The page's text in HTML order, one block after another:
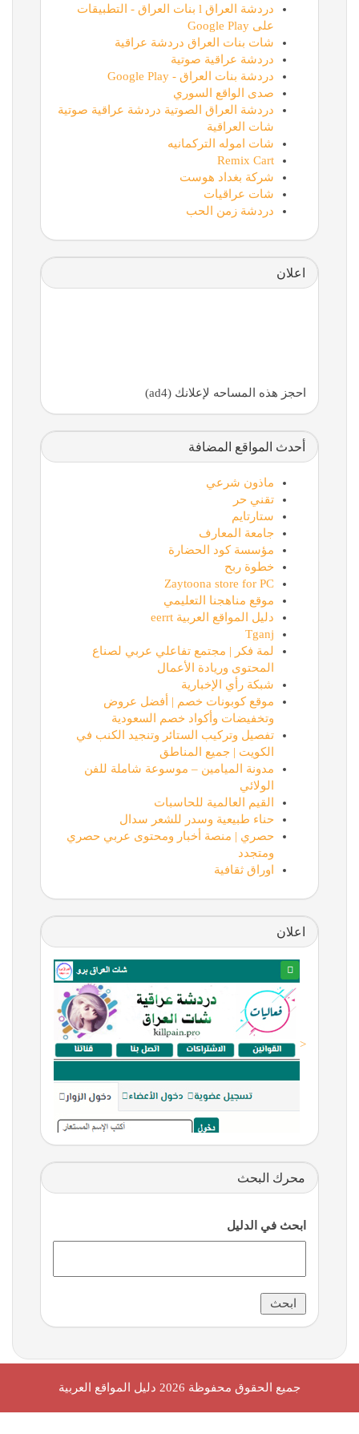
دردشة العراق l بنات العراق - التطبيقات
على Google Play
شات بنات العراق دردشة عراقية
دردشة عراقية صوتية
دردشة بنات العراق - Google Play
صدى الواقع السوري
دردشة العراق الصوتية دردشة عراقية صوتية
شات العراقية
شات اموله التركمانيه
Remix Cart
شركة بغداد هوست
شات عراقيات
دردشة زمن الحب
اعلان
احجز هذه المساحه لإعلانك (ad4)
أحدث المواقع المضافة
ماذون شرعي
تقني حر
ستارتايم
جامعة المعارف
مؤسسة كود الحضارة
خطوة ربح
Zaytoona store for PC
موقع مناهجنا التعليمي
دليل المواقع العربية eerrt
Tganj
لمة فكر | مجتمع تفاعلي عربي لصناع
المحتوى وريادة الأعمال
شبكة رأي الإخبارية
موقع كوبونات خصم | أفضل عروض
وتخفيضات وأكواد خصم السعودية
تفصيل وتركيب الستائر وتنجيد الكنب في
الكويت | جميع المناطق
مدونة الميامين – موسوعة شاملة للفن
الولائي
القيم العالمية للحاسبات
حناء طبيعية وسدر للشعر سدال
حصري | منصة أخبار ومحتوى عربي حصري
ومتجدد
اوراق ثقافية
اعلان
<
محرك البحث
ابحث في الدليل
جميع الحقوق محفوظة 2026 دليل المواقع العربية